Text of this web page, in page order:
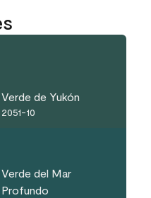
Verde de Yukón
2051-10
Verde del Mar
Profundo